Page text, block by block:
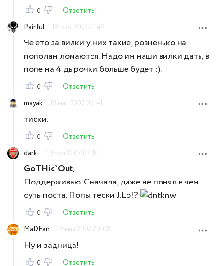
0
Ответить
Painful
18 мая 2007 21:49
Че ето за вилки у них такие, ровненько на
пополам ломаются. Надо им наши вилки дать, в
попе на 4 дырочки больше будет :).
0
Ответить
mayak
19 мая 2007 00:41
тиски.
0
Ответить
dark-
19 мая 2007 07:10
GoTHic`Out,
Поддерживаю. Сначала, даже не понял в чем
суть поста. Попы тески J.Lo!?
0
Ответить
MaDFan
19 мая 2007 20:08
Ну и задница!
0 Ответить